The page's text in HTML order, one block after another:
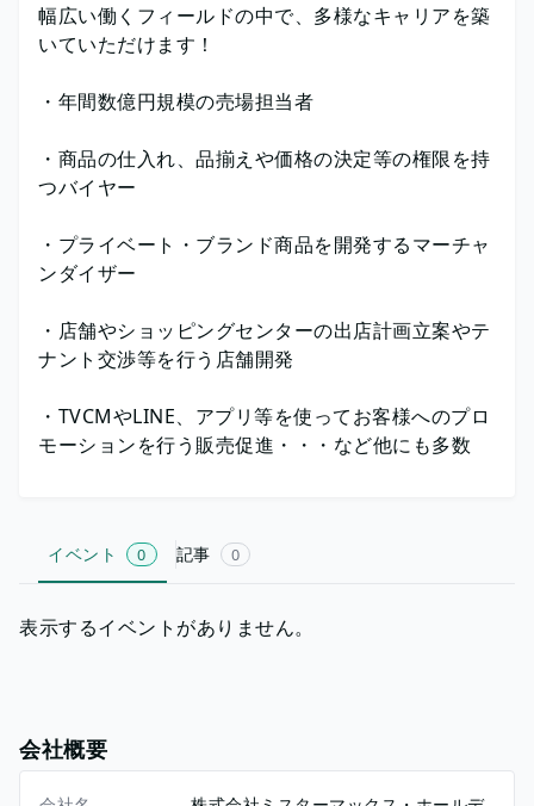
幅広い働くフィールドの中で、多様なキャリアを築
いていただけます！
・年間数億円規模の売場担当者
・商品の仕入れ、品揃えや価格の決定等の権限を持
つバイヤー
・プライベート・ブランド商品を開発するマーチャ
ンダイザー
・店舗やショッピングセンターの出店計画立案やテ
ナント交渉等を行う店舗開発
・TVCMやLINE、アプリ等を使ってお客様へのプロ
モーションを行う販売促進・・・など他にも多数
イベント 0 記事 0
表示するイベントがありません。
会社概要